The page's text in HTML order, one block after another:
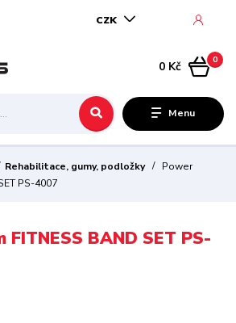
Menu
CZK
0
0 Kč
Rehabilitace, gumy, podložky
Power
PS-4007
FITNESS BAND SET PS-